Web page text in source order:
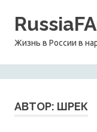
Жизнь в России в
АВТОР: ШРЕК